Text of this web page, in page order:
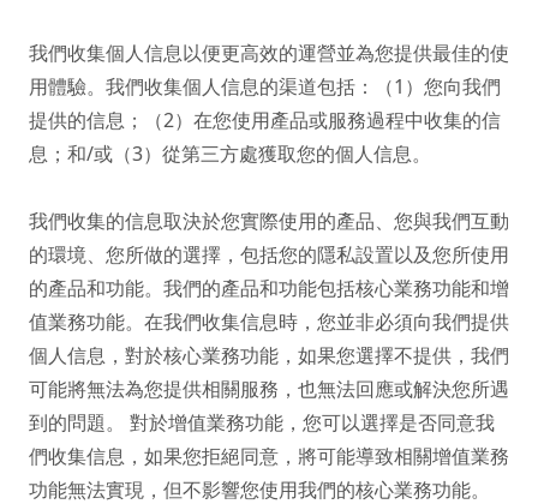
我們收集個人信息以便更高效的運營並為您提供最佳的使
用體驗。我們收集個人信息的渠道包括：（1）您向我們
提供的信息；（2）在您使用產品或服務過程中收集的信
息；和/或（3）從第三方處獲取您的個人信息。
我們收集的信息取決於您實際使用的產品、您與我們互動
的環境、您所做的選擇，包括您的隱私設置以及您所使用
的產品和功能。我們的產品和功能包括核心業務功能和增
值業務功能。在我們收集信息時，您並非必須向我們提供
個人信息，對於核心業務功能，如果您選擇不提供，我們
可能將無法為您提供相關服務，也無法回應或解決您所遇
到的問題。 對於增值業務功能，您可以選擇是否同意我
們收集信息，如果您拒絕同意，將可能導致相關增值業務
功能無法實現，但不影響您使用我們的核心業務功能。